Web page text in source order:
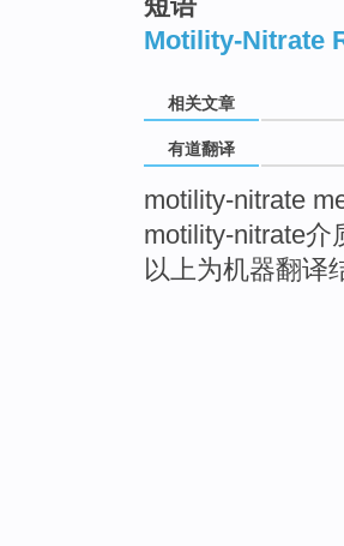
Motility-Nitrate
相关文章
有道翻译
motility-nitrate
motility-nitrate介
以上为机器翻译